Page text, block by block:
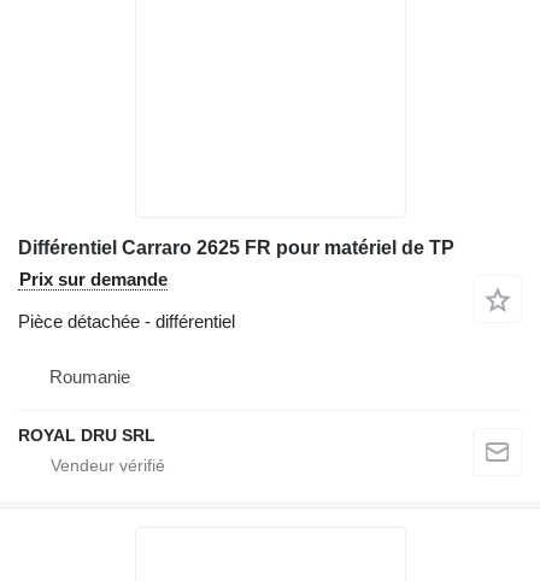
Différentiel Carraro 2625 FR pour matériel de TP
Prix sur demande
Pièce détachée - différentiel
Roumanie
ROYAL DRU SRL